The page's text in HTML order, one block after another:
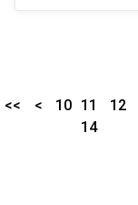
<< < 10 11 12
14